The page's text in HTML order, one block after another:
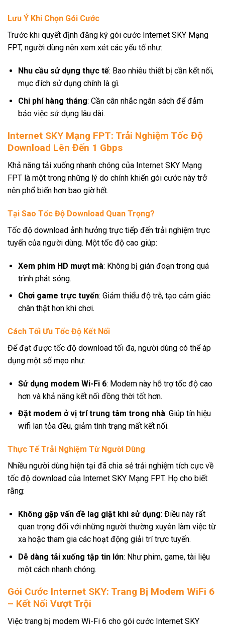
Lưu Ý Khi Chọn Gói Cước
Trước khi quyết định đăng ký gói cước Internet SKY Mạng
FPT, người dùng nên xem xét các yếu tố như:
Nhu cầu sử dụng thực tế: Bao nhiêu thiết bị cần kết nối,
mục đích sử dụng chính là gì.
Chi phí hàng tháng: Cần cân nhắc ngân sách để đảm
bảo việc sử dụng lâu dài.
Internet SKY Mạng FPT: Trải Nghiệm Tốc Độ
Download Lên Đến 1 Gbps
Khả năng tải xuống nhanh chóng của Internet SKY Mạng
FPT là một trong những lý do chính khiến gói cước này trở
nên phổ biến hơn bao giờ hết.
Tại Sao Tốc Độ Download Quan Trọng?
Tốc độ download ảnh hưởng trực tiếp đến trải nghiệm trực
tuyến của người dùng. Một tốc độ cao giúp:
Xem phim HD mượt mà: Không bị gián đoạn trong quá
trình phát sóng.
Chơi game trực tuyến: Giảm thiểu độ trễ, tạo cảm giác
chân thật hơn khi chơi.
Cách Tối Ưu Tốc Độ Kết Nối
Để đạt được tốc độ download tối đa, người dùng có thể áp
dụng một số mẹo như:
Sử dụng modem Wi-Fi 6: Modem này hỗ trợ tốc độ cao
hơn và khả năng kết nối đồng thời tốt hơn.
Đặt modem ở vị trí trung tâm trong nhà: Giúp tín hiệu
wifi lan tỏa đều, giảm tình trạng mất kết nối.
Thực Tế Trải Nghiệm Từ Người Dùng
Nhiều người dùng hiện tại đã chia sẻ trải nghiệm tích cực về
tốc độ download của Internet SKY Mạng FPT. Họ cho biết
rằng:
Không gặp vấn đề lag giật khi sử dụng: Điều này rất
quan trọng đối với những người thường xuyên làm việc từ
xa hoặc tham gia các hoạt động giải trí trực tuyến.
Dễ dàng tải xuống tập tin lớn: Như phim, game, tài liệu
một cách nhanh chóng.
Gói Cước Internet SKY: Trang Bị Modem WiFi 6
– Kết Nối Vượt Trội
Việc trang bị modem Wi-Fi 6 cho gói cước Internet SKY